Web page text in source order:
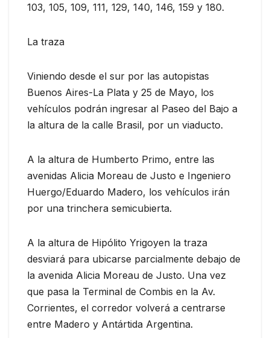
103, 105, 109, 111, 129, 140, 146, 159 y 180.
La traza
Viniendo desde el sur por las autopistas
Buenos Aires-La Plata y 25 de Mayo, los
vehículos podrán ingresar al Paseo del Bajo a
la altura de la calle Brasil, por un viaducto.
A la altura de Humberto Primo, entre las
avenidas Alicia Moreau de Justo e Ingeniero
Huergo/Eduardo Madero, los vehículos irán
por una trinchera semicubierta.
A la altura de Hipólito Yrigoyen la traza
desviará para ubicarse parcialmente debajo de
la avenida Alicia Moreau de Justo. Una vez
que pasa la Terminal de Combis en la Av.
Corrientes, el corredor volverá a centrarse
entre Madero y Antártida Argentina.